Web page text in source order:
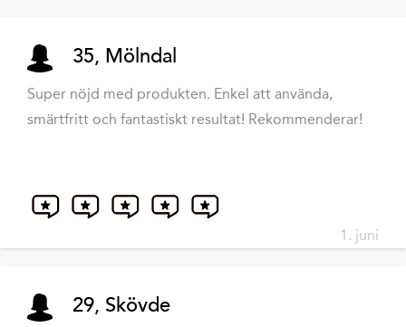
35, Mölndal
Super nöjd med produkten. Enkel att använda,
smärtfritt och fantastiskt resultat! Rekommenderar!
1. juni
29, Skövde